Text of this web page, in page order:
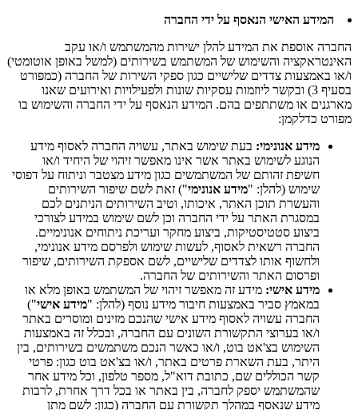
המידע האישי הנאסף על ידי החברה
החברה אוספת את המידע להלן ישירות מהמשתמש ו/או עקב
האינטראקציה והשימוש של המשתמש בשירותים (למשל באופן אוטומטי)
ו/או באמצעות צדדים שלישיים כגון ספקי השירות של החברה (כמפורט
בסעיף ‏3) ובקשר ליוזמות עסקיות שונות ולפעילויות ואירועים שאנו
מארגנים או משתתפים בהם. המידע הנאסף על ידי החברה והשימוש בו
מפורט כדלקמן:
מידע אנונימי: בעת שימוש באתר, עשויה החברה לאסוף מידע
הנוגע לשימוש באתר אשר אינו מאפשר זיהוי של היחיד ו/או
חשיפת זהותם של המשתמשים כגון מידע מצטבר וניתוח על דפוסי
שימוש (להלן: "מידע אנונימי") זאת לשם שיפור השירותים
והעשרת תוכן האתר, איכותו, וטיב השירותים הניתנים לכם
במסגרת האתר על ידי החברה וכן לשם שימוש במידע לצורכי
ביצוע סטטיסטיקות, ביצוע מחקר ועריכת ניתוחים אנונימיים.
החברה רשאית לאסוף, לעשות שימוש ולפרסם מידע אנונימי,
ולחשוף אותו לצדדים שלישיים, לשם אספקת השירותים, שיפור
ופרסום האתר והשירותים של החברה.
מידע אישי: מידע זה מאפשר זיהוי של המשתמש באופן מלא או
במאמץ סביר באמצעות חיבור מידע נוסף (להלן: "מידע אישי")
החברה עשויה לאסוף מידע אישי שהנכם מזינים ומוסרים באתר
ו/או בערוצי התקשורת השונים עם החברה, ובכלל זה באמצעות
השימוש בצ'אט בוט, ו/או כאשר הנכם משתמשים בשירותים, בין
היתר, בעת השארת פרטים באתר, ו/או בצ'אט בוט כגון: פרטי
קשר הכוללים שם, כתובת דוא"ל, מספר טלפון, וכל מידע אחר
שהמשתמש יספק לחברה, בין באתר או בכל דרך אחרת, לרבות
מידע שנאסף במהלך תקשורת עם החברה (כגון: לשם מתן